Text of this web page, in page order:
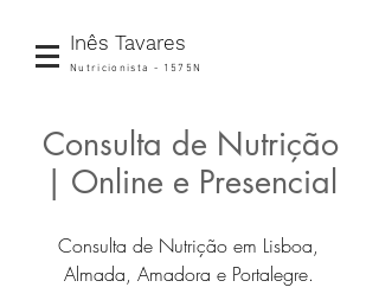
Inês Tavares
Nutricionista - 1575N
Consulta de Nutrição
| Online e Presencial
Consulta de Nutrição em Lisboa,
Almada, Amadora e Portalegre.